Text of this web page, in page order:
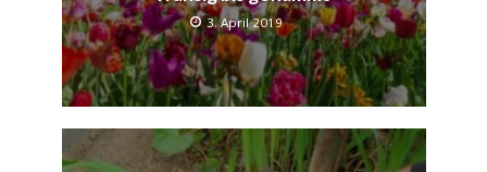
3. April 2019